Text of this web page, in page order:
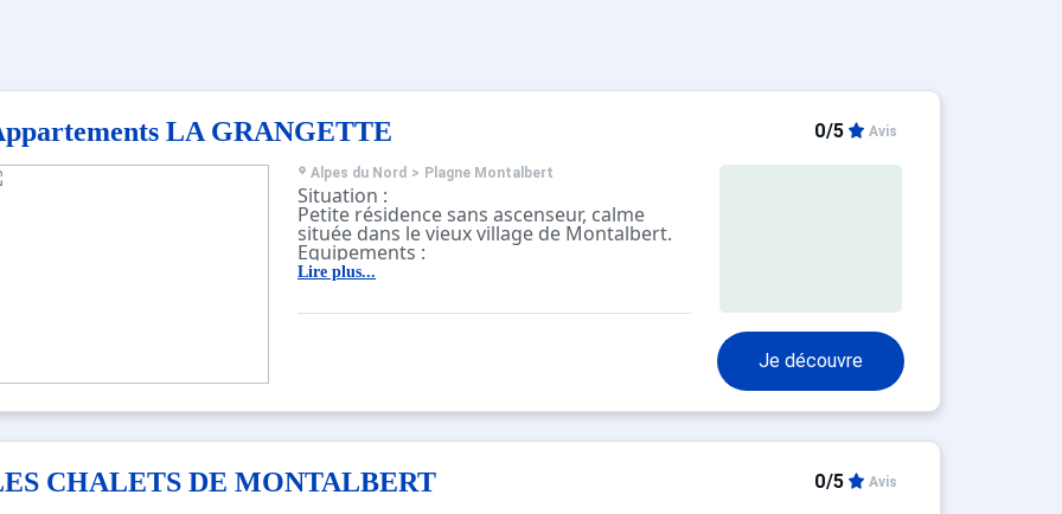
LA GRANGETTE 0/5 Avis
Alpes du Nord > Plagne Montalbert
Situation :
Petite résidence sans ascenseur, calme
située dans le vieux village de Montalbert.
Equipements :
Casiers à skis individuels.
Lire plus...
Je découvre
CHALETS DE MONTALBERT 0/5 Avis